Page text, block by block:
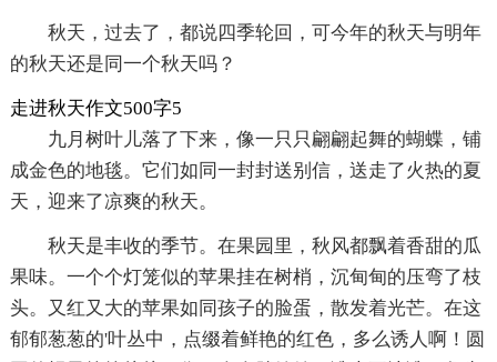
秋天，过去了，都说四季轮回，可今年的秋天与明年
的秋天还是同一个秋天吗？
走进秋天作文500字5
九月树叶儿落了下来，像一只只翩翩起舞的蝴蝶，铺
成金色的地毯。它们如同一封封送别信，送走了火热的夏
天，迎来了凉爽的秋天。
秋天是丰收的季节。在果园里，秋风都飘着香甜的瓜
果味。一个个灯笼似的苹果挂在树梢，沉甸甸的压弯了枝
头。又红又大的苹果如同孩子的脸蛋，散发着光芒。在这
郁郁葱葱的'叶丛中，点缀着鲜艳的红色，多么诱人啊！圆